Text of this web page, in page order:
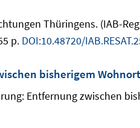
Thüringens. (IAB-
p. DOI:10.48720/
bisherigem
Entfernung zwischen